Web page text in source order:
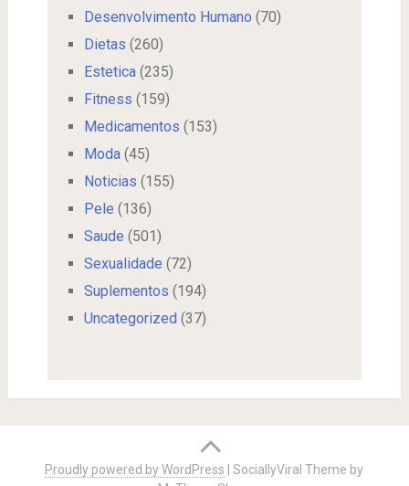
Desenvolvimento Humano (70)
Dietas (260)
Estetica(235)
Fitness (159)
Medicamentos (153)
Moda(45)
Noticias (155)
Pele (136)
Saude (501)
Sexualidade (72)
Suplementos (194)
Uncategorized (37)
Proudly powered by WordPress |SociallyViral Theme by